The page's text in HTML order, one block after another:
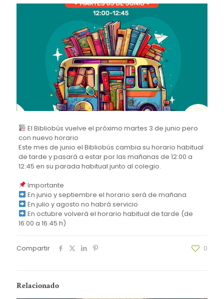
El Bibliobús vuelve el próximo martes 3 de junio pero
con nuevo horario
Este mes de junio el Bibliobús cambia su horario habitual
de tarde y pasará a estar por las mañanas de 12:00 a
12:45 en su parada habitual junto al colegio.
Importante
En junio y septiembre el horario será de mañana
En julio y agosto no habrá servicio
En octubre volverá el horario habitual de tarde (de
16:00 a 16:45 h)
Compartir 0
Relacionado